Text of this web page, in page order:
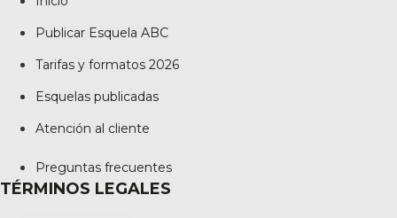
Publicar Esquela ABC
Tarifas y formatos 2026
Esquelas publicadas
Atención al cliente
Preguntas frecuentes
TÉRMINOS LEGALES